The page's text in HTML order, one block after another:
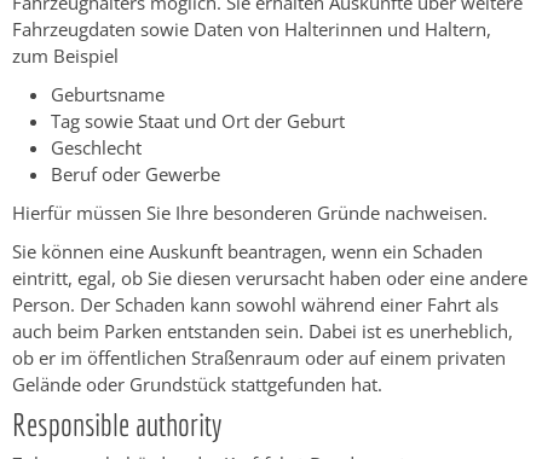
Fahrzeugdaten sowie Daten von Halterinnen und Haltern,
zum Beispiel
Geburtsname
Tag sowie Staat und Ort der Geburt
Geschlecht
Beruf oder Gewerbe
Hierfür müssen Sie Ihre besonderen Gründe nachweisen.
Sie können eine Auskunft beantragen, wenn ein Schaden
eintritt, egal, ob Sie diesen verursacht haben oder eine andere
Person. Der Schaden kann sowohl während einer Fahrt als
auch beim Parken entstanden sein. Dabei ist es unerheblich,
ob er im öffentlichen Straßenraum oder auf einem privaten
Gelände oder Grundstück stattgefunden hat.
Responsible authority